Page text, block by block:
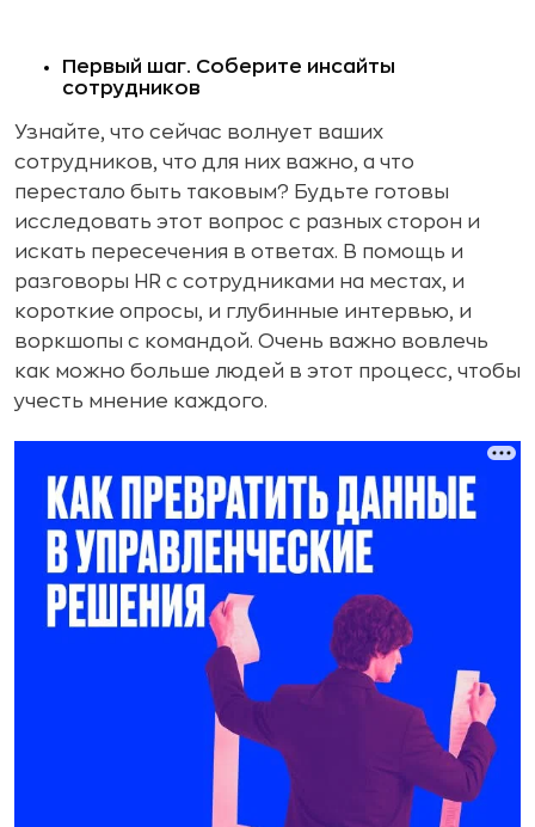
Первый шаг. Соберите инсайты
сотрудников
Узнайте, что сейчас волнует ваших
сотрудников, что для них важно, а что
перестало быть таковым? Будьте готовы
исследовать этот вопрос с разных сторон и
искать пересечения в ответах. В помощь и
разговоры HR с сотрудниками на местах, и
короткие опросы, и глубинные интервью, и
воркшопы с командой. Очень важно вовлечь
как можно больше людей в этот процесс, чтобы
учесть мнение каждого.